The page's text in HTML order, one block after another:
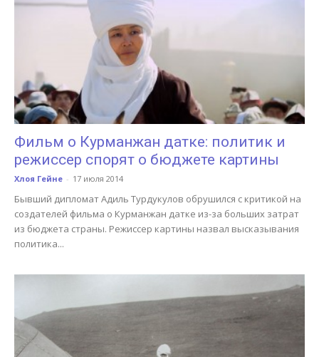
Фильм о Курманжан датке: политик и
режиссер спорят о бюджете картины
Хлоя Гейне - 17 июля 2014
Бывший дипломат Адиль Турдукулов обрушился с критикой на
создателей фильма о Курманжан датке из-за больших затрат
из бюджета страны. Режиссер картины назвал высказывания
политика...